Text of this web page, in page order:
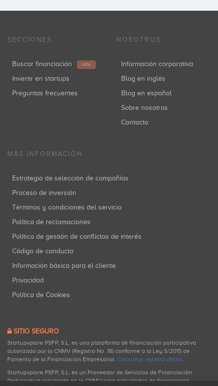
SECCIONES
Buscar financiación NEW
Invertir en startups
Preguntas frecuentes
NOSOTROS
Información corporativa
Blog en inglés
Blog en español
Sobre nosotros
Contacto
MÁS INFORMACIÓN
Estrategia de selección de compañías
Proceso de inversión
Términos y condiciones del servicio
Política de reclamaciones
Política de gestión de conflictos de interés
Código de conducta
Información básica para el cliente
Privacidad
Política de Cookies
SITIO SEGURO
Startupxplore PSFP, S.L. es una plataforma de financiación participativa
autorizada por la CNMV (Registro No. 18) conforme a la Ley 5/2015 de
Fomento de la Financiación Empresarial. Consultar registro oficial.
Startupxplore PSFP, S.L. es un Proveedor de Servicios de Financiación
Participativa registrado en la CNMV para actividades de financiación